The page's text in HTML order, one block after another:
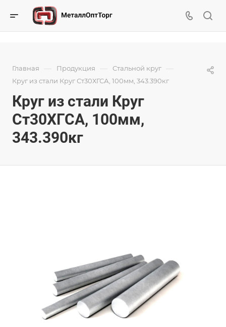
Главная — Продукция — Стальной круг —
Круг из стали Круг Ст30ХГСА, 100мм, 343.390кг
Круг из стали Круг
Ст30ХГСА, 100мм,
343.390кг